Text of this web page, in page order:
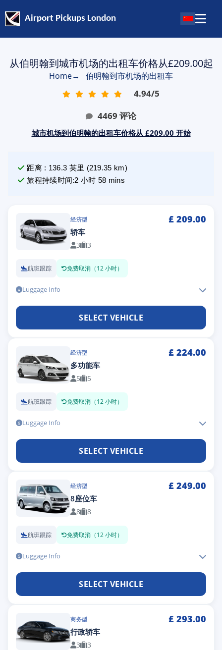
Airport Pickups London
从伯明翰到城市机场的出租车价格从£209.00起
Home→ 伯明翰到市机场的出租车
4.94/5
4469 评论
城市机场到伯明翰的出租车价格从 £209.00 开始
距离: 136.3 英里 (219.35 km)
旅程持续时间:2 小时 58 mins
经济型 £ 209.00
轿车
3 3
航班跟踪 免费取消（12 小时）
Luggage Info
SELECT VEHICLE
经济型 £ 224.00
多功能车
5 5
航班跟踪 免费取消（12 小时）
Luggage Info
SELECT VEHICLE
经济型 £ 249.00
8座位车
8 8
航班跟踪 免费取消（12 小时）
Luggage Info
SELECT VEHICLE
商务型 £ 293.00
行政轿车
3 3